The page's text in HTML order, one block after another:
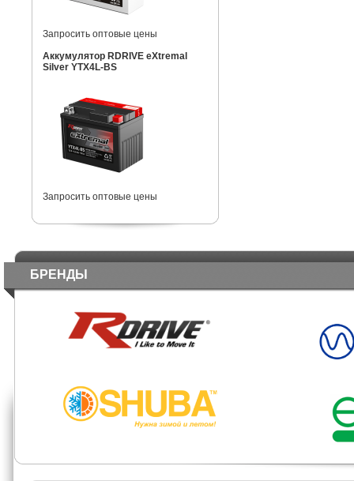
Запросить оптовые цены
Аккумулятор RDRIVE eXtremal
Silver YTX4L-BS
Запросить оптовые цены
БРЕНДЫ